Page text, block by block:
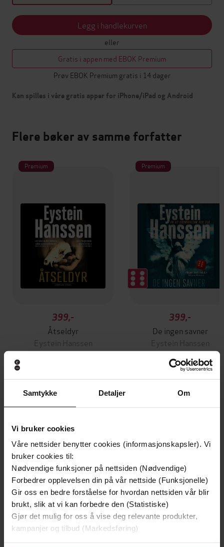
Samtykke Detaljer Om
Vi bruker cookies
Våre nettsider benytter cookies (informasjonskapsler). Vi
bruker cookies til:
Nødvendige funksjoner på nettsiden (Nødvendige)
Forbedrer opplevelsen din på vår nettside (Funksjonelle)
Gir oss en bedre forståelse for hvordan nettsiden vår blir
brukt, slik at vi kan forbedre den (Statistiske)
Gjør det mulig for oss å vise deg relevante produkter,
kampanjer og tilbud (Markedsføring)
Legg i handlekurven
eller
Gratis i appen med EBOK Premium
Prøv EBOK Premium gratis i 14 dager
Kan spilles i våre gratis apper for iPhone/iPad og Android
Flere bøker av samme forfatter
Premium
399,-
Åtseldyr
Eystein Hanssen
Premium
399,-
De ingen savner
Eystein Hanssen
Andre har også kjøpt